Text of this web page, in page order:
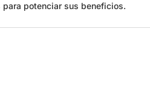
potenciar sus beneficios.